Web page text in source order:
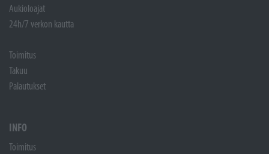
Aukioloajat
24h/7 verkon kautta
Toimitus
Takuu
Palautukset
INFO
Toimitus